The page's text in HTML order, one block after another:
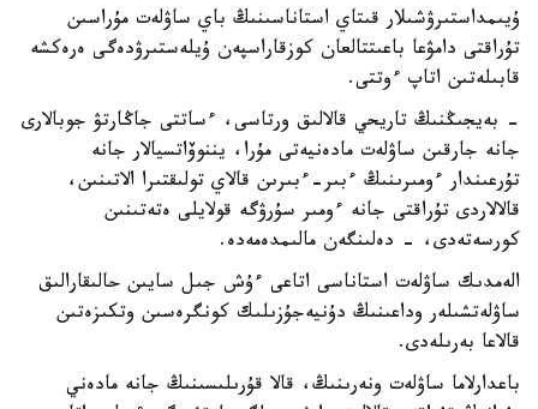
ۇيىمداستىرۋشىلار قىتاي استاناسىنىڭ باي ساۋلەت مۇراسىن
تۇراقتى دامۋعا باعىتتالعان كوزقاراسپەن ۇيلەستىرۋدەگى ەرەكشە
قابىلەتىن اتاپ ءوتتى.
- بەيجىڭنىڭ تاريحي قالالىق ورتاسى، ءساتتى جاڭارتۋ جوبالارى
جانە جارقىن ساۋلەت مادەنيەتى مۇرا، يننوۆاتسيالار جانە
تۇرعىندار ءومىرىنىڭ ءبىر-ءبىرىن قالاي تولىقتىرا الاتىنىن،
قالالاردى تۇراقتى جانە ءومىر سۇرۋگە قولايلى ەتەتىنىن
كورسەتەدى، - دەلىنگەن مالىمدەمەدە.
الەمدىك ساۋلەت استاناسى اتاعى ءۇش جىل سايىن حالىقارالىق
ساۋلەتشىلەر وداعىنىڭ دۇنيەجۇزىلىك كونگرەسىن وتكىزەتىن
قالاعا بەرىلەدى.
باعدارلاما ساۋلەت ونەرىنىڭ، قالا قۇرىلىسىنىڭ جانە مادەني